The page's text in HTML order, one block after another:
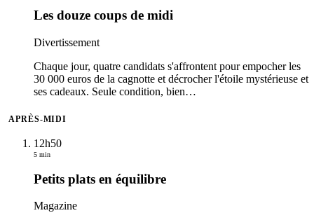
Les douze coups de midi
Divertissement
Chaque jour, quatre candidats s'affrontent pour empocher les
30 000 euros de la cagnotte et décrocher l'étoile mystérieuse et
ses cadeaux. Seule condition, bien…
APRÈS-MIDI
12h50
5 min
Petits plats en équilibre
Magazine